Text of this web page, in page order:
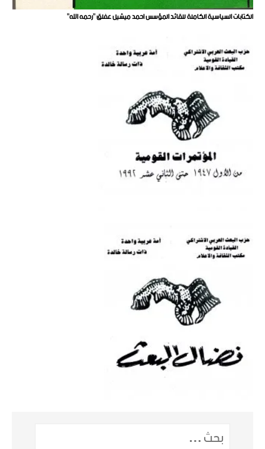
الكتابات السياسية الكاملة للقائد المؤسس احمد ميشيل عفلق "رحمه الله"